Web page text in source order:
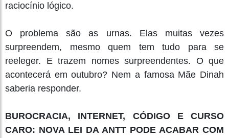
raciocínio lógico.
O problema são as urnas. Elas muitas vezes
surpreendem, mesmo quem tem tudo para se
reeleger. E trazem nomes surpreendentes. O que
acontecerá em outubro? Nem a famosa Mãe Dinah
saberia responder.
BUROCRACIA, INTERNET, CÓDIGO E CURSO
CARO: NOVA LEI DA ANTT PODE ACABAR COM